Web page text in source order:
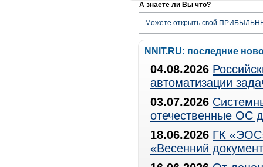
А знаете ли Вы что?
Можете открыть свой
NNIT.RU: последние
04.08.2026
автоматизации
03.07.2026
отечественные ОС
18.06.2026 ГК
«Весенний